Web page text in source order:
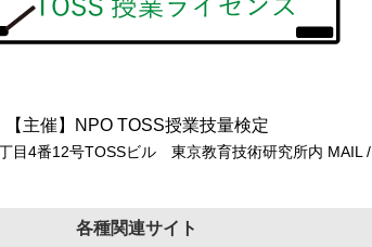
【主催】NPO TOSS授業技量検定
目4番12号TOSSビル 東京教育技術研究所内 MAIL /
各種関連サイト